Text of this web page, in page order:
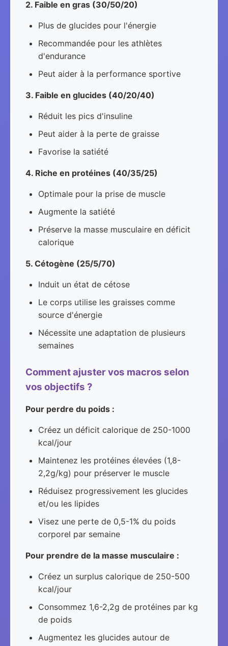
2. Faible en gras (30/50/20)
Plus de glucides pour l'énergie
Recommandée pour les athlètes
d'endurance
Peut aider à la performance sportive
3. Faible en glucides (40/20/40)
Réduit les pics d'insuline
Peut aider à la perte de graisse
Favorise la satiété
4. Riche en protéines (40/35/25)
Optimale pour la prise de muscle
Augmente la satiété
Préserve la masse musculaire en déficit
calorique
5. Cétogène (25/5/70)
Induit un état de cétose
Le corps utilise les graisses comme
source d'énergie
Nécessite une adaptation de plusieurs
semaines
Comment ajuster vos macros selon
vos objectifs ?
Pour perdre du poids :
Créez un déficit calorique de 250-1000
kcal/jour
Maintenez les protéines élevées (1,8-
2,2g/kg) pour préserver le muscle
Réduisez progressivement les glucides
et/ou les lipides
Visez une perte de 0,5-1% du poids
corporel par semaine
Pour prendre de la masse musculaire :
Créez un surplus calorique de 250-500
kcal/jour
Consommez 1,6-2,2g de protéines par kg
de poids
Augmentez les glucides autour de